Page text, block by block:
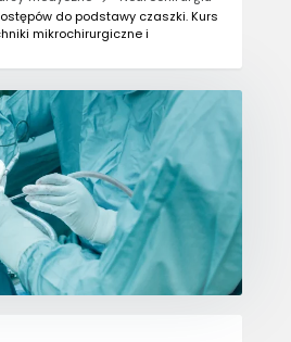
do podstawy czaszki. Kurs
mikrochirurgiczne i